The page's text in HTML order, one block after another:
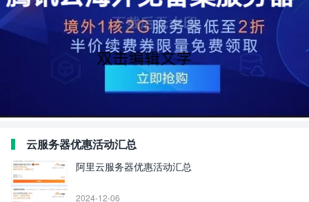
云服务器优惠活动汇总
阿里云服务器优惠活动汇总
2024-12-06